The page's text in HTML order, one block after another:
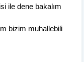
ile dene bakalım
bizim muhallebili